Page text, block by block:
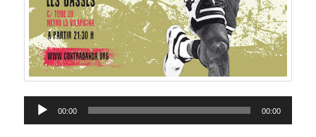
Reproductor
d'àudio
00:00 00:00